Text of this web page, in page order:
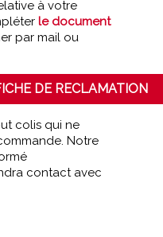
à votre
le document
par mail ou
DE RECLAMATION
colis qui ne
Notre
contact avec